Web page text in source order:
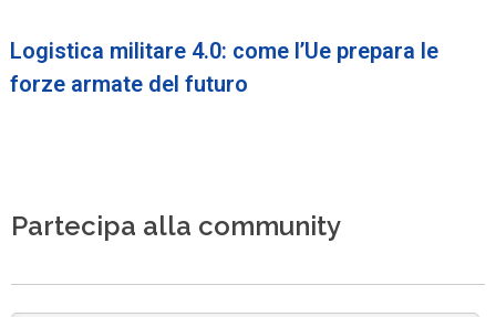
Logistica militare 4.0: come l’Ue prepara le
forze armate del futuro
Partecipa alla community